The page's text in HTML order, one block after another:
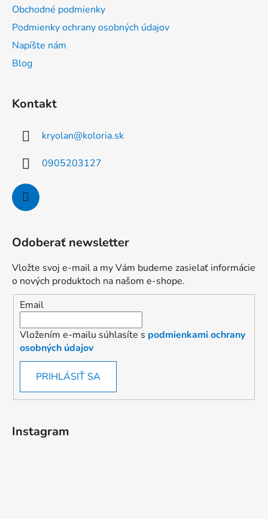
Obchodné podmienky
Podmienky ochrany osobných údajov
Napíšte nám
Blog
Kontakt
kryolan@koloria.sk
0905203127
Odoberať newsletter
Vložte svoj e-mail a my Vám budeme zasielať informácie
o nových produktoch na našom e-shope.
Email
Vložením e-mailu súhlasíte s podmienkami ochrany
osobných údajov
PRIHLÁSIŤ SA
Instagram